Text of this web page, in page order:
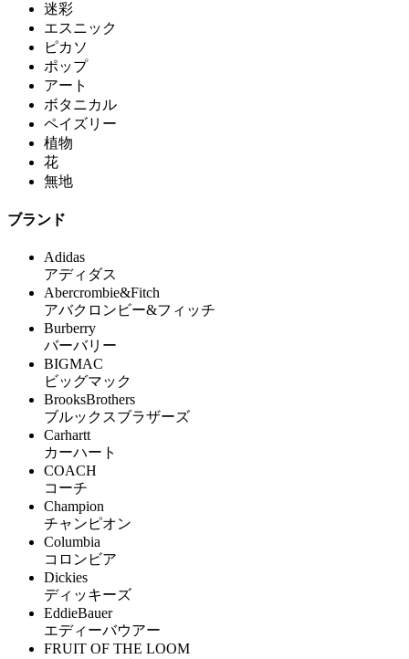
迷彩
エスニック
ピカソ
ポップ
アート
ボタニカル
ペイズリー
植物
花
無地
ブランド
Adidas
アディダス
Abercrombie&Fitch
アバクロンビー&フィッチ
Burberry
バーバリー
BIGMAC
ビッグマック
BrooksBrothers
ブルックスブラザーズ
Carhartt
カーハート
COACH
コーチ
Champion
チャンピオン
Columbia
コロンビア
Dickies
ディッキーズ
EddieBauer
エディーバウアー
FRUIT OF THE LOOM